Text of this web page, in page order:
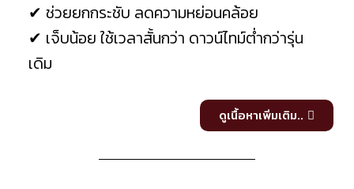
✔︎ ช่วยยกกระชับ ลดความหย่อนคล้อย
✔︎ เจ็บน้อย ใช้เวลาสั้นกว่า ดาวน์ไทม์ต่ำกว่ารุ่น
เดิม
ดูเนื้อหาเพิ่มเติม..